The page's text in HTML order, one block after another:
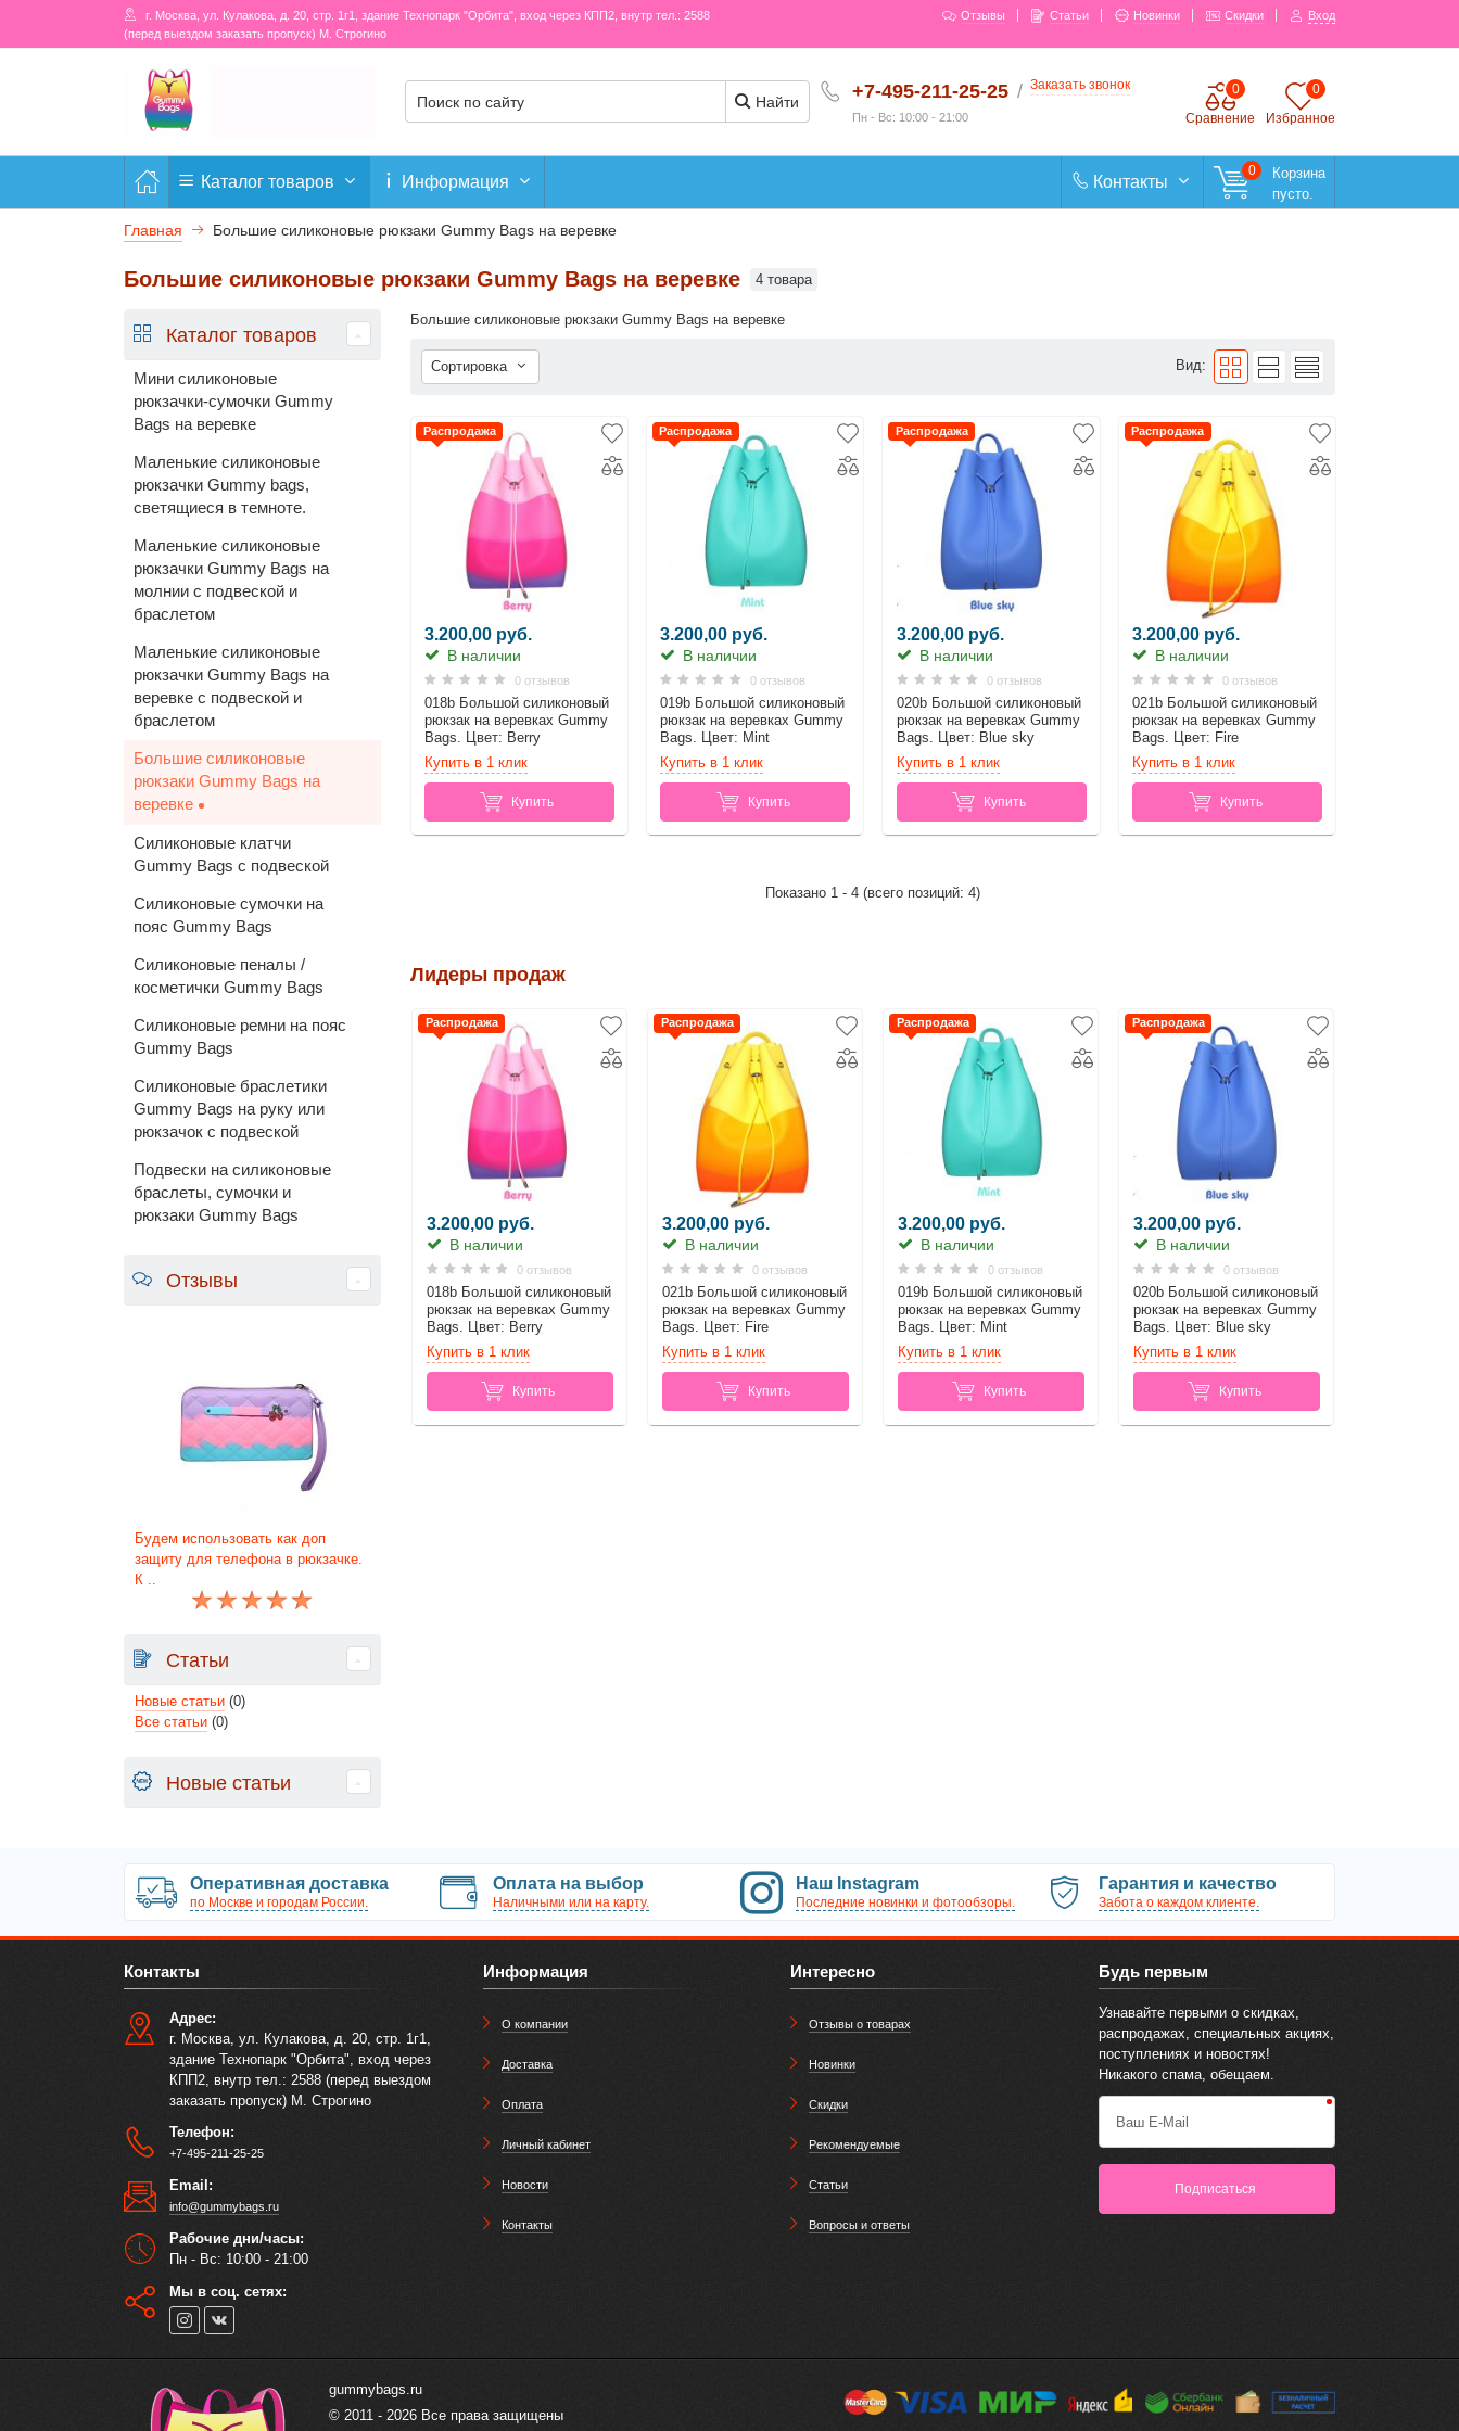
г. Москва, ул. Кулакова, д. 20, стр. 1г1, здание Технопарк "Орбита", вход через КПП2, внутр тел.: 2588
(перед выездом заказать пропуск) М. Строгино
Отзывы Статьи Новинки Скидки Вход
+7-495-211-25-25
Пн - Вс: 10:00 - 21:00
/ Заказать звонок
Избранное
0
Сравнение
0
Найти
Каталог товаров Информация
0
Корзина
пусто.
Контакты
Главная Большие силиконовые рюкзаки Gummy Bags на веревке
Большие силиконовые рюкзаки Gummy Bags на веревке 4 товара
Большие силиконовые рюкзаки Gummy Bags на веревке
Сортировка Вид:
Распродажа
3.200,00 руб.
В наличии
0 отзывов
018b Большой силиконовый
рюкзак на веревках Gummy
Bags. Цвет: Berry
Купить в 1 клик
Купить
Распродажа
3.200,00 руб.
В наличии
0 отзывов
019b Большой силиконовый
рюкзак на веревках Gummy
Bags. Цвет: Mint
Купить в 1 клик
Купить
Распродажа
3.200,00 руб.
В наличии
0 отзывов
020b Большой силиконовый
рюкзак на веревках Gummy
Bags. Цвет: Blue sky
Купить в 1 клик
Купить
Распродажа
3.200,00 руб.
В наличии
0 отзывов
021b Большой силиконовый
рюкзак на веревках Gummy
Bags. Цвет: Fire
Купить в 1 клик
Купить
Показано 1 -4 (всего позиций:4)
Лидеры продаж
Распродажа
3.200,00 руб.
В наличии
0 отзывов
018b Большой силиконовый
рюкзак на веревках Gummy
Bags. Цвет: Berry
Купить в 1 клик
Купить
Распродажа
3.200,00 руб.
В наличии
0 отзывов
021b Большой силиконовый
рюкзак на веревках Gummy
Bags. Цвет: Fire
Купить в 1 клик
Купить
Распродажа
3.200,00 руб.
В наличии
0 отзывов
019b Большой силиконовый
рюкзак на веревках Gummy
Bags. Цвет: Mint
Купить в 1 клик
Купить
Распродажа
3.200,00 руб.
В наличии
0 отзывов
020b Большой силиконовый
рюкзак на веревках Gummy
Bags. Цвет: Blue sky
Купить в 1 клик
Купить
Каталог товаров
Мини силиконовые
рюкзачки-сумочки Gummy
Bags на веревке
Маленькие силиконовые
рюкзачки Gummy bags,
светящиеся в темноте.
Маленькие силиконовые
рюкзачки Gummy Bags на
молнии с подвеской и
браслетом
Маленькие силиконовые
рюкзачки Gummy Bags на
веревке с подвеской и
браслетом
Большие силиконовые
рюкзаки Gummy Bags на
веревке
Силиконовые клатчи
Gummy Bags с подвеской
Силиконовые сумочки на
пояс Gummy Bags
Силиконовые пеналы /
косметички Gummy Bags
Силиконовые ремни на пояс
Gummy Bags
Силиконовые браслетики
Gummy Bags на руку или
рюкзачок с подвеской
Подвески на силиконовые
браслеты, сумочки и
рюкзаки Gummy Bags
Отзывы
Будем использовать как доп
защиту для телефона в рюкзачке.
К ..
Статьи
Новые статьи(0)
Все статьи(0)
Новые статьи
Оперативная доставка
по Москве и городам России.
Оплата на выбор
Наличными или на карту.
Наш Instagram
Последние новинки и фотообзоры.
Гарантия и качество
Забота о каждом клиенте.
Контакты
Адрес:
г. Москва, ул. Кулакова, д. 20, стр. 1г1,
здание Технопарк "Орбита", вход через
КПП2, внутр тел.: 2588 (перед выездом
заказать пропуск) М. Строгино
Телефон:
+7-495-211-25-25
Email:
info@gummybags.ru
Рабочие дни/часы:
Пн - Вс: 10:00 - 21:00
Мы в соц. сетях:
Информация
О компании
Доставка
Оплата
Личный кабинет
Новости
Контакты
Интересно
Отзывы о товарах
Новинки
Скидки
Рекомендуемые
Статьи
Вопросы и ответы
Будь первым
Узнавайте первыми о скидках,
распродажах, специальных акциях,
поступлениях и новостях!
Никакого спама, обещаем.
Ваш E-Mail
Подписаться
gummybags.ru
© 2011 - 2026 Все права защищены